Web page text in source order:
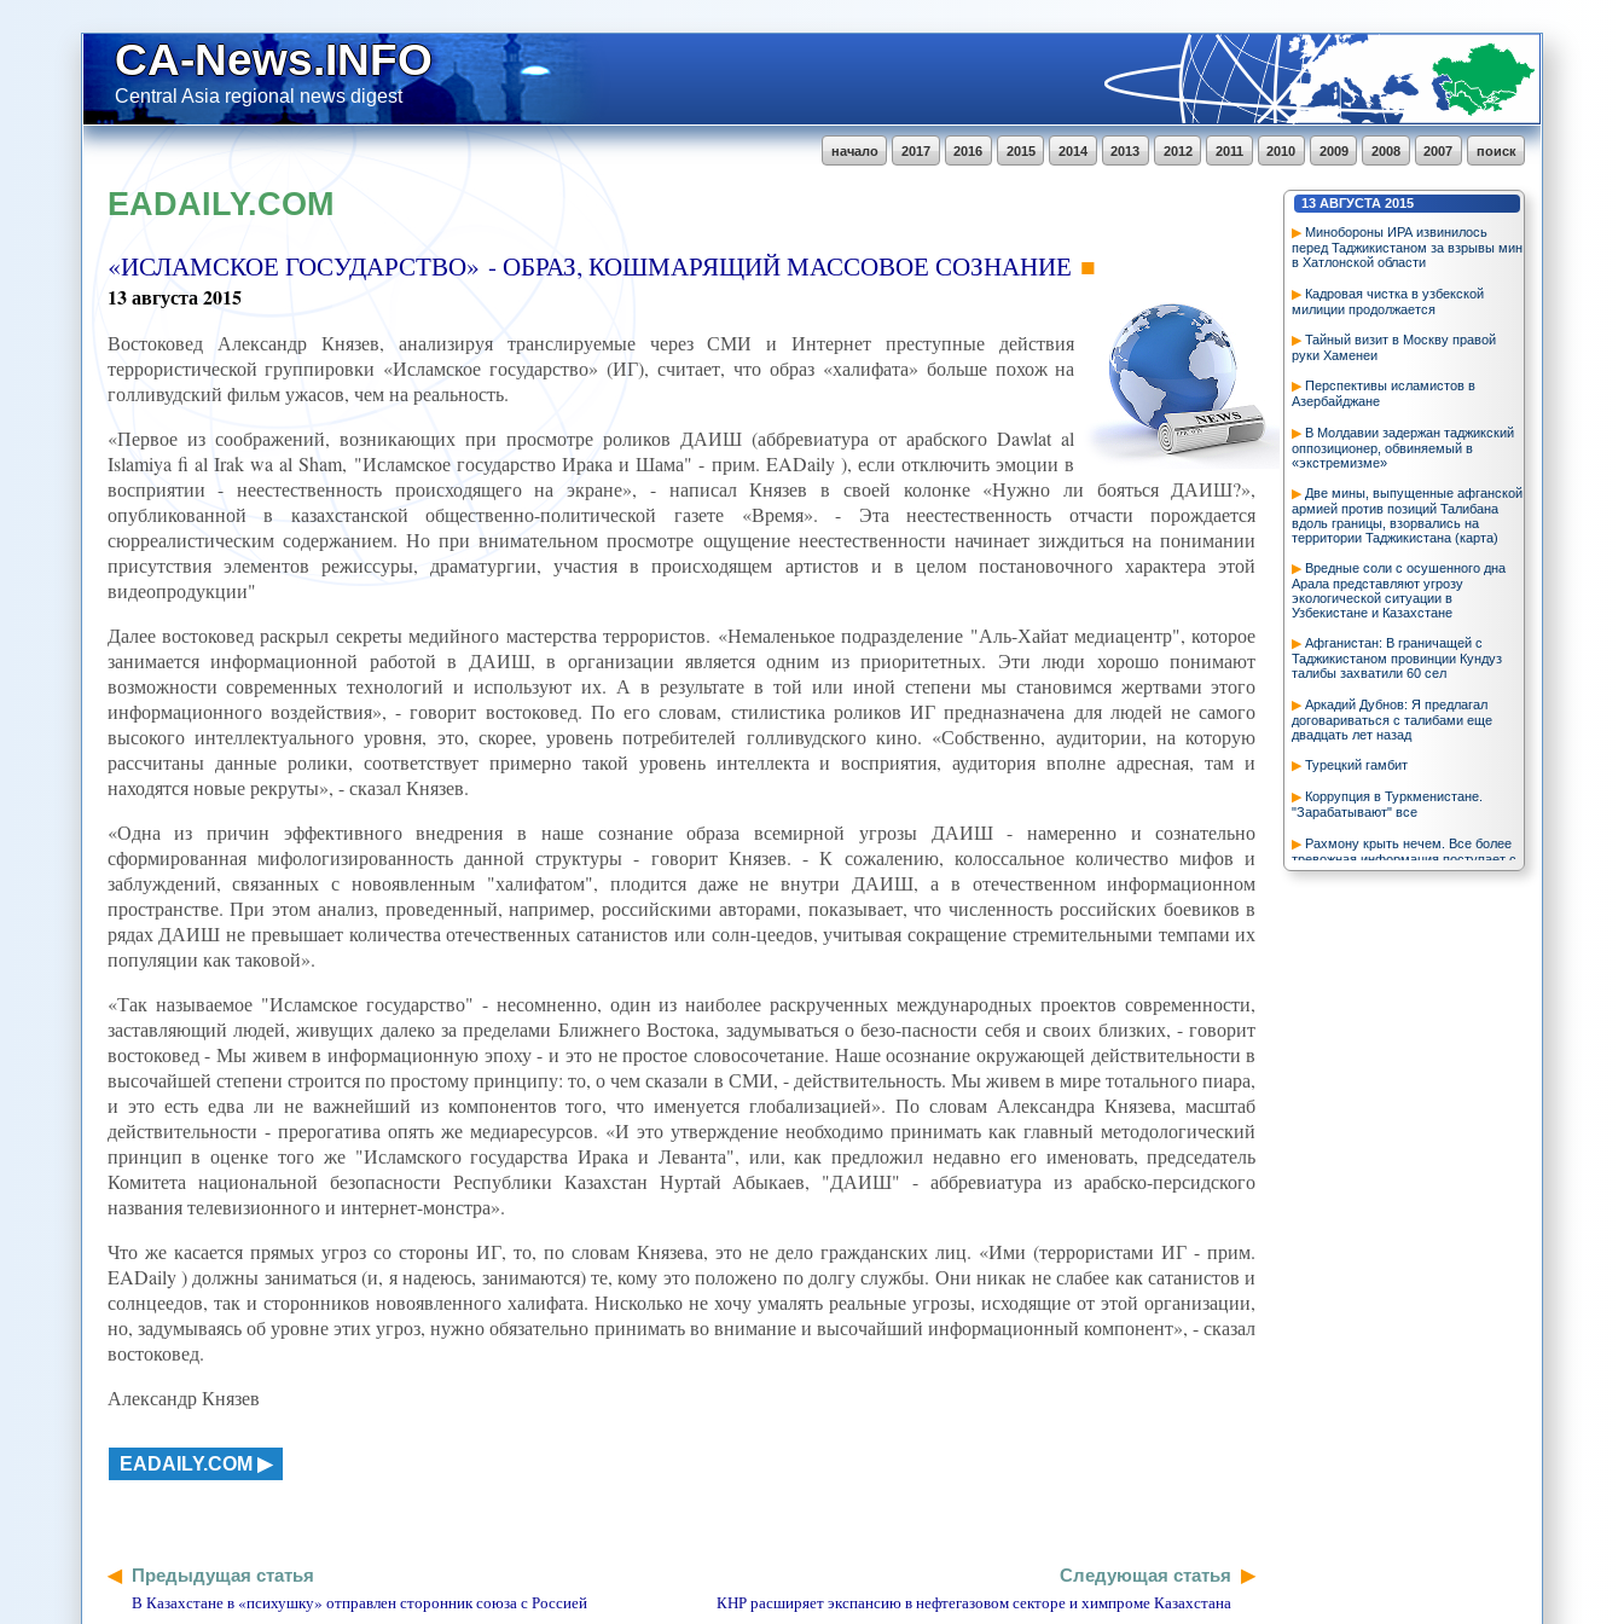
CA-News.INFO
Central Asia regional news digest
поиск
2007
2008
2009
2010
2011
2012
2013
2014
2015
2016
2017
начало
13 АВГУСТА 2015
Минобороны ИРА извинилось
перед Таджикистаном за взрывы мин
в Хатлонской области
Кадровая чистка в узбекской
милиции продолжается
Тайный визит в Москву правой
руки Хаменеи
Перспективы исламистов в
Азербайджане
В Молдавии задержан таджикский
оппозиционер, обвиняемый в
«экстремизме»
Две мины, выпущенные афганской
армией против позиций Талибана
вдоль границы, взорвались на
территории Таджикистана (карта)
Вредные соли с осушенного дна
Арала представляют угрозу
экологической ситуации в
Узбекистане и Казахстане
Афганистан: В граничащей с
Таджикистаном провинции Кундуз
талибы захватили 60 сел
Аркадий Дубнов: Я предлагал
договариваться с талибами еще
двадцать лет назад
Турецкий гамбит
Коррупция в Туркменистане.
"Зарабатывают" все
Рахмону крыть нечем. Все более
тревожная информация поступает с
афгано-таджикской границы
EADAILY.COM
«ИСЛАМСКОЕ ГОСУДАРСТВО» - ОБРАЗ, КОШМАРЯЩИЙ МАССОВОЕ СОЗНАНИЕ
13августа2015
Востоковед Александр Князев, анализируя транслируемые через СМИ и Интернет преступные действия
террористической группировки «Исламское государство» (ИГ), считает, что образ «халифата» больше похож на
голливудский фильм ужасов, чем на реальность.
«Первое из соображений, возникающих при просмотре роликов ДАИШ (аббревиатура от арабского Dawlat al
Islamiya fi al Irak wa al Sham, "Исламское государство Ирака и Шама" - прим. EADaily ), если отключить эмоции в
восприятии - неестественность происходящего на экране», - написал Князев в своей колонке «Нужно ли бояться ДАИШ?»,
опубликованной в казахстанской общественно-политической газете «Время». - Эта неестественность отчасти порождается
сюрреалистическим содержанием. Но при внимательном просмотре ощущение неестественности начинает зиждиться на понимании
присутствия элементов режиссуры, драматургии, участия в происходящем артистов и в целом постановочного характера этой
видеопродукции"
Далее востоковед раскрыл секреты медийного мастерства террористов. «Немаленькое подразделение "Аль-Хайат медиацентр", которое
занимается информационной работой в ДАИШ, в организации является одним из приоритетных. Эти люди хорошо понимают
возможности современных технологий и используют их. А в результате в той или иной степени мы становимся жертвами этого
информационного воздействия», - говорит востоковед. По его словам, стилистика роликов ИГ предназначена для людей не самого
высокого интеллектуального уровня, это, скорее, уровень потребителей голливудского кино. «Собственно, аудитории, на которую
рассчитаны данные ролики, соответствует примерно такой уровень интеллекта и восприятия, аудитория вполне адресная, там и
находятся новые рекруты», - сказал Князев.
«Одна из причин эффективного внедрения в наше сознание образа всемирной угрозы ДАИШ - намеренно и сознательно
сформированная мифологизированность данной структуры - говорит Князев. - К сожалению, колоссальное количество мифов и
заблуждений, связанных с новоявленным "халифатом", плодится даже не внутри ДАИШ, а в отечественном информационном
пространстве. При этом анализ, проведенный, например, российскими авторами, показывает, что численность российских боевиков в
рядах ДАИШ не превышает количества отечественных сатанистов или солн-цеедов, учитывая сокращение стремительными темпами их
популяции как таковой».
«Так называемое "Исламское государство" - несомненно, один из наиболее раскрученных международных проектов современности,
заставляющий людей, живущих далеко за пределами Ближнего Востока, задумываться о безо-пасности себя и своих близких, - говорит
востоковед - Мы живем в информационную эпоху - и это не простое словосочетание. Наше осознание окружающей действительности в
высочайшей степени строится по простому принципу: то, о чем сказали в СМИ, - действительность. Мы живем в мире тотального пиара,
и это есть едва ли не важнейший из компонентов того, что именуется глобализацией». По словам Александра Князева, масштаб
действительности - прерогатива опять же медиаресурсов. «И это утверждение необходимо принимать как главный методологический
принцип в оценке того же "Исламского государства Ирака и Леванта", или, как предложил недавно его именовать, председатель
Комитета национальной безопасности Республики Казахстан Нуртай Абыкаев, "ДАИШ" - аббревиатура из арабско-персидского
названия телевизионного и интернет-монстра».
Что же касается прямых угроз со стороны ИГ, то, по словам Князева, это не дело гражданских лиц. «Ими (террористами ИГ - прим.
EADaily ) должны заниматься (и, я надеюсь, занимаются) те, кому это положено по долгу службы. Они никак не слабее как сатанистов и
солнцеедов, так и сторонников новоявленного халифата. Нисколько не хочу умалять реальные угрозы, исходящие от этой организации,
но, задумываясь об уровне этих угроз, нужно обязательно принимать во внимание и высочайший информационный компонент», - сказал
востоковед.
Александр Князев
EADAILY.COM
Предыдущая статья
В Казахстане в «психушку» отправлен сторонник союза с Россией
Следующая статья
КНР расширяет экспансию в нефтегазовом секторе и химпроме Казахстана